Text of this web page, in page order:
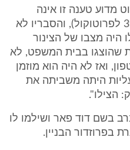
מדוע טענה זו אינה
סבירה כלל (ראו בעמ' 36 - 39 לפרוטוקול), והסבריו לא
היה מצבו של הצינור
שהוצגו בבית המשפט, לא
ואז לא היה הוא מוזמן
היתה משביתה את
הצילו".
בשם דוד פאר ושילמו לו